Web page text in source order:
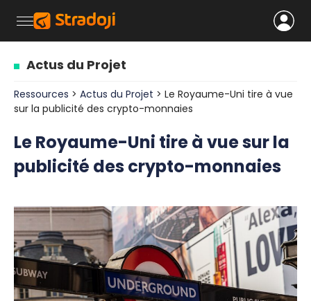
Actus du Projet
Ressources > Actus du Projet > Le Royaume-Uni tire à vue
sur la publicité des crypto-monnaies
Le Royaume-Uni tire à vue sur la
publicité des crypto-monnaies